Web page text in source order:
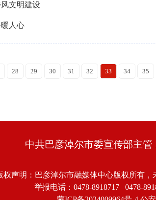
文明建设
人心
28 29 30 31 32 33 34 35
中共巴彦淖尔市委宣传部主
权声明：巴彦淖尔市融媒体中心版权所有
举报电话：0478-8918717 0478-